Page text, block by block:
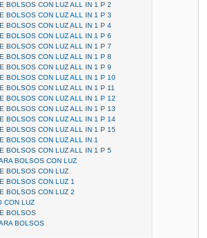
BOLSOS CON LUZ ALL IN 1 P 2
BOLSOS CON LUZ ALL IN 1 P 3
BOLSOS CON LUZ ALL IN 1 P 4
BOLSOS CON LUZ ALL IN 1 P 6
BOLSOS CON LUZ ALL IN 1 P 7
BOLSOS CON LUZ ALL IN 1 P 8
BOLSOS CON LUZ ALL IN 1 P 9
BOLSOS CON LUZ ALL IN 1 P 10
BOLSOS CON LUZ ALL IN 1 P 11
BOLSOS CON LUZ ALL IN 1 P 12
BOLSOS CON LUZ ALL IN 1 P 13
BOLSOS CON LUZ ALL IN 1 P 14
BOLSOS CON LUZ ALL IN 1 P 15
BOLSOS CON LUZ ALL IN 1
BOLSOS CON LUZ ALL IN 1 P 5
BOLSOS CON LUZ
BOLSOS CON LUZ
BOLSOS CON LUZ 1
BOLSOS CON LUZ 2
CON LUZ
BOLSOS
BOLSOS